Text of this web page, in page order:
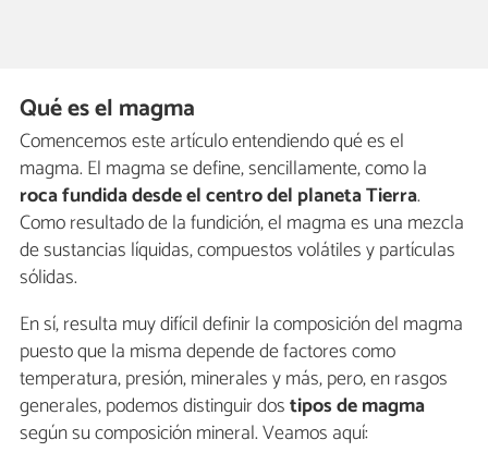
Qué es el magma
Comencemos este artículo entendiendo qué es el
magma. El magma se define, sencillamente, como la
roca fundida desde el centro del planeta Tierra.
Como resultado de la fundición, el magma es una mezcla
de sustancias líquidas, compuestos volátiles y partículas
sólidas.
En sí, resulta muy difícil definir la composición del magma
puesto que la misma depende de factores como
temperatura, presión, minerales y más, pero, en rasgos
generales, podemos distinguir dostipos de magma
según su composición mineral. Veamos aquí: